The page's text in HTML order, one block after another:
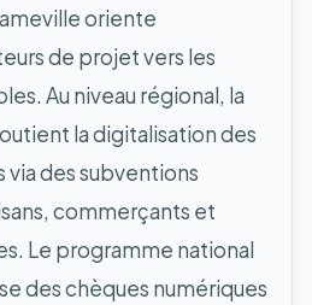
oriente
de projet vers les
Au niveau régional, la
la digitalisation des
des subventions
commerçants et
Le programme national
des chèques numériques